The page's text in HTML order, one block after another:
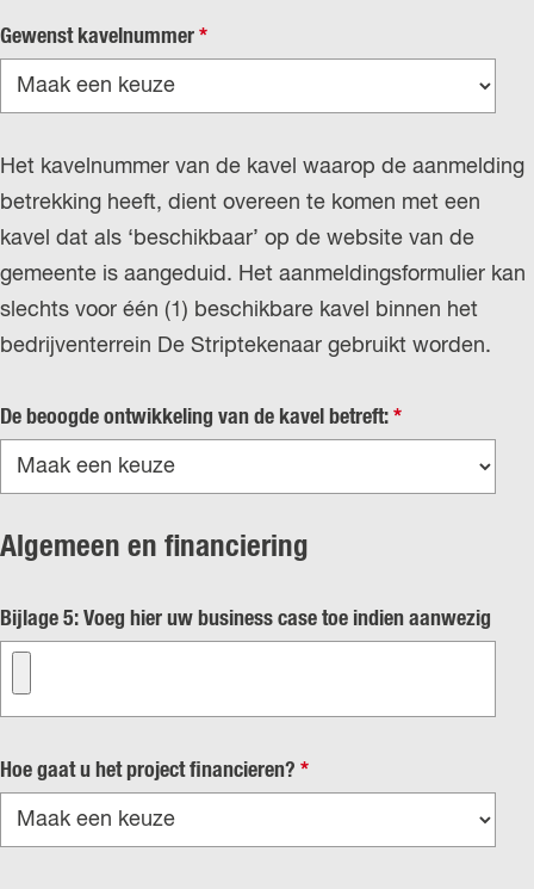
Gewenst kavelnummer *v
r
l
i
c
h
t
Het kavelnummer van de kavel waarop de aanmelding
betrekking heeft, dient overeen te komen met een
kavel dat als ‘beschikbaar’ op de website van de
gemeente is aangeduid. Het aanmeldingsformulier kan
slechts voor één (1) beschikbare kavel binnen het
bedrijventerrein De Striptekenaar gebruikt worden.
De beoogde ontwikkeling van de kavel betreft: *v
r
c
Algemeen en financiering
Bijlage 5: Voeg hier uw business case toe indien aanwezig
Hoe gaat u het project financieren? *v
r